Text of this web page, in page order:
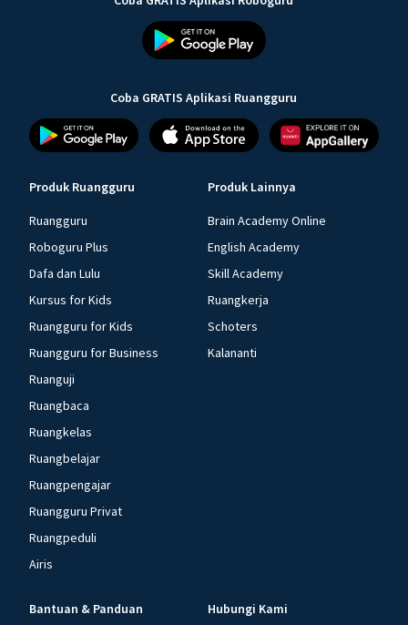
Coba GRATIS Aplikasi Ruangguru
Produk Ruangguru
Ruangguru
Roboguru Plus
Dafa dan Lulu
Kursus for Kids
Ruangguru for Kids
Ruangguru for Business
Ruanguji
Ruangbaca
Ruangkelas
Ruangbelajar
Ruangpengajar
Ruangguru Privat
Ruangpeduli
Airis
Produk Lainnya
Brain Academy Online
English Academy
Skill Academy
Ruangkerja
Schoters
Kalananti
Bantuan & Panduan Hubungi Kami